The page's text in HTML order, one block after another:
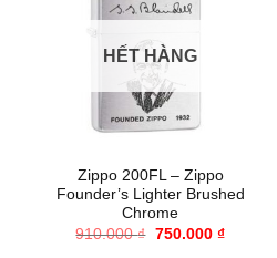
HẾT HÀNG
Zippo 200FL – Zippo
Founder’s Lighter Brushed
Chrome
910.000₫ Giá
750.000 ₫Giá